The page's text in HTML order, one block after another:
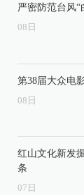
严密防范台风“
08 日
第38届大众电
08 日
红山文化新发
条
07 日